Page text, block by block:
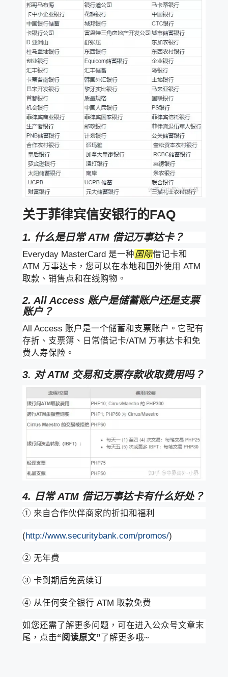
关于菲律宾信安银行的FAQ
1. 什么是日常 ATM 借记万事达卡？
Everyday MasterCard 是一种国际借记卡和
ATM 万事达卡，您可以在本地和国外使用 ATM
取款、销售点和在线购物。
2. All Access 账户是储蓄账户还是支票
账户？
All Access 账户是一个储蓄和支票账户。它配有
存折、支票簿、日常借记卡/ATM 万事达卡和免
费人寿保险。
3. 对 ATM 交易和支票存款收取费用吗？
4. 日常 ATM 借记万事达卡有什么好处？
① 来自合作伙伴商家的折扣和福利
(http://www.securitybank.com/promos/)
② 无年费
③ 卡到期后免费续订
④ 从任何安全银行 ATM 取款免费
如您还需了解更多问题，可在进入公众号文章末
尾，点击“阅读原文”了解更多哦~